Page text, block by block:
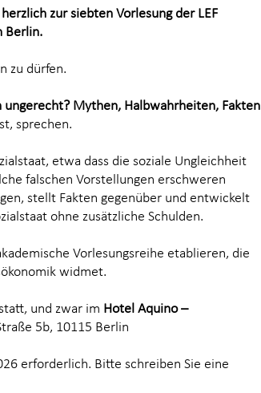
zur siebten Vorlesung der LEF
Berlin.
zu dürfen.
ungerecht? Mythen, Halbwahrheiten, Fakten
sprechen.
etwa dass die soziale Ungleichheit
falschen Vorstellungen erschweren
stellt Fakten gegenüber und entwickelt
ohne zusätzliche Schulden.
Vorlesungsreihe etablieren, die
widmet.
und zwar im Hotel Aquino –
5b, 10115 Berlin
erforderlich. Bitte schreiben Sie eine